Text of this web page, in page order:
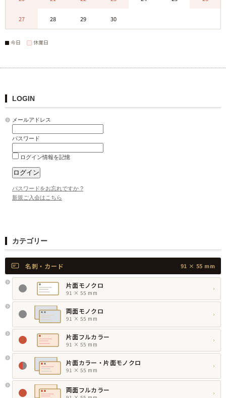
27 28 29 30
今日 休業日
LOGIN
メールアドレス
パスワード
ログイン情報を記憶
パスワードをお忘れですか ?
新規ご入会はこちら
カテゴリー
名刺・カード 91 × 55 mm
片面モノクロ
91 × 55 mm
›
両面モノクロ
91 × 55 mm
›
片面フルカラー
91 × 55 mm
›
片面カラー・片面モノクロ
91 × 55 mm
›
両面フルカラー ›